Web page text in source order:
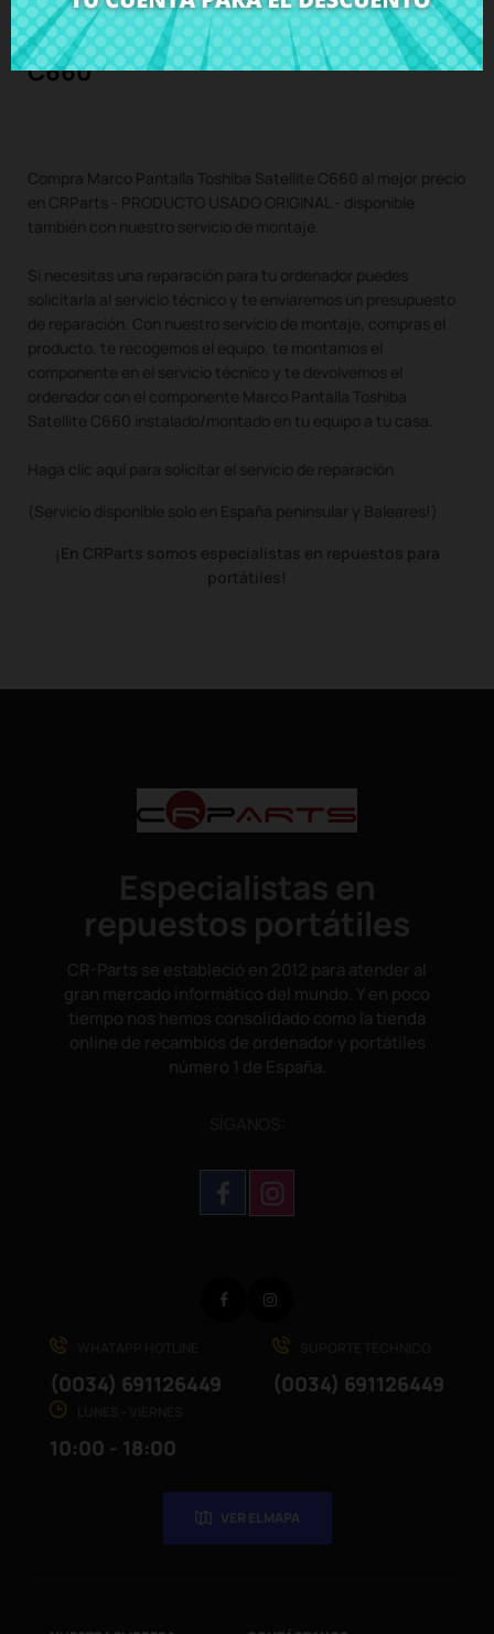
Marco Pantalla Toshiba Satellite
C660
Compra Marco Pantalla Toshiba Satellite C660 al mejor precio
en CRParts - PRODUCTO USADO ORIGINAL - disponible
también con nuestro servicio de montaje.
Si necesitas una reparación para tu ordenador puedes
solicitarla al servicio técnico y te enviaremos un presupuesto
de reparación. Con nuestro servicio de montaje, compras el
producto, te recogemos el equipo, te montamos el
componente en el servicio técnico y te devolvemos el
ordenador con el componente Marco Pantalla Toshiba
Satellite C660 instalado/montado en tu equipo a tu casa.
Haga clic aquí para solicitar el servicio de reparación
(Servicio disponible solo en España peninsular y Baleares!)
¡En CRParts somos especialistas en repuestos para
portátiles!
Especialistas en
repuestos portátiles
CR-Parts se estableció en 2012 para atender al
gran mercado informático del mundo. Y en poco
tiempo nos hemos consolidado como la tienda
online de recambios de ordenador y portátiles
número 1 de España.
(0034) 691126449 (0034) 691126449
10:00 - 18:00
VER EL MAPA
Facebook